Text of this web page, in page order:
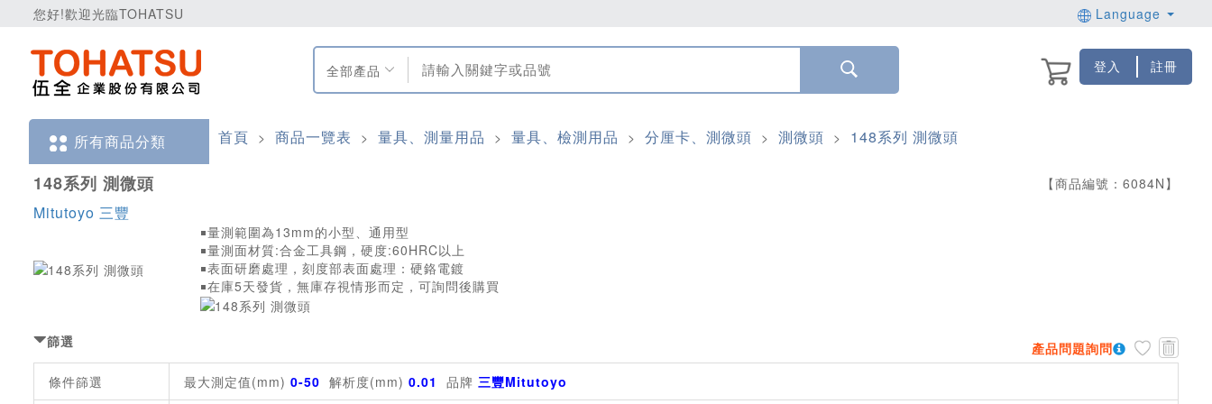
您好!歡迎光臨TOHATSU Language
全部產品 登入 註冊
所有商品分類 首頁 > 商品一覽表 > 量具、測量用品 > 量具、檢測用品 > 分厘卡、測微頭 > 測微頭 > 148系列 測微頭
148系列 測微頭 【商品編號： 6084N 】
Mitutoyo 三豐
￭量測範圍為13mm的小型、通用型
￭量測面材質:合金工具鋼，硬度:60HRC以上
￭表面研磨處理，刻度部表面處理：硬鉻電鍍
￭在庫5天發貨，無庫存視情形而定，可詢問後購買
篩選
產品問題詢問
條件篩選
最大測定值(mm) 0-50 解析度(mm) 0.01 品牌 三豐Mitutoyo